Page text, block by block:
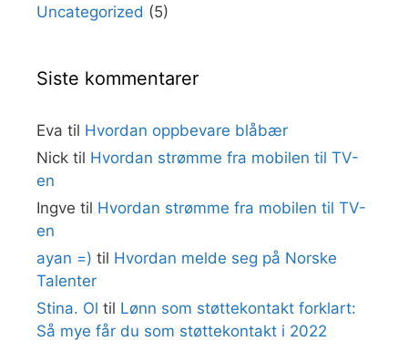
Uncategorized (5)
Siste kommentarer
Eva til Hvordan oppbevare blåbær
Nick til Hvordan strømme fra mobilen til TV-
en
Ingve til Hvordan strømme fra mobilen til TV-
en
ayan =) til Hvordan melde seg på Norske
Talenter
Stina. Ol til Lønn som støttekontakt forklart:
Så mye får du som støttekontakt i 2022